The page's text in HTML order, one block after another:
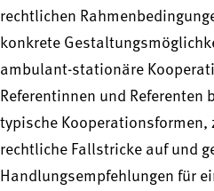
rechtlichen
konkrete
ambulant-stationäre
Referentinnen und Referenten
typische Kooperationsformen,
rechtliche Fallstricke auf und
Handlungsempfehlungen für